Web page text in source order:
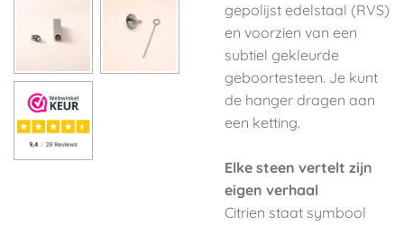
gepolijst edelstaal (RVS)
en voorzien van een
subtiel gekleurde
geboortesteen. Je kunt
de hanger dragen aan
een ketting.
Elke steen vertelt zijn
eigen verhaal
Citrien staat symbool